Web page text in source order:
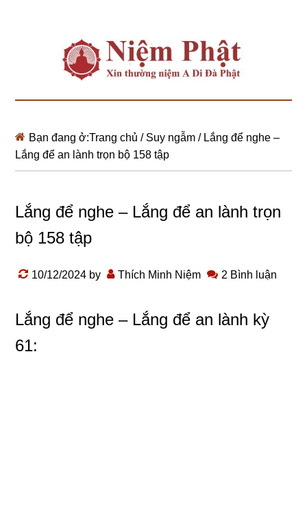
Bạn đang ở:Trang chủ / Suy ngẫm /Lắng để nghe –
Lắng để an lành trọn bộ 158 tập
Lắng để nghe – Lắng để an lành trọn
bộ 158 tập
10/12/2024 by Thích Minh Niệm 2 Bình luận
Lắng để nghe – Lắng để an lành kỳ
61: